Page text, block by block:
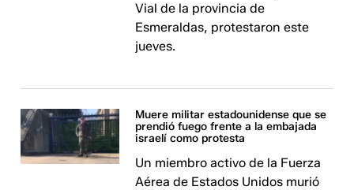
Vial de la provincia de
Esmeraldas, protestaron este
jueves.
Muere militar estadounidense que se
prendió fuego frente a la embajada
israelí como protesta
Un miembro activo de la Fuerza
Aérea de Estados Unidos murió